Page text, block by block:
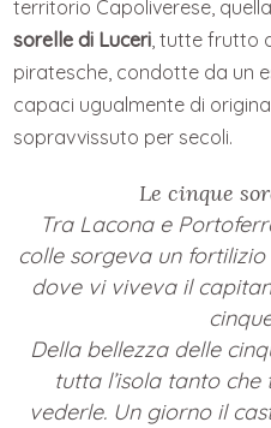
territorio Capoliverese,
sorelle di Luceri, tutte frutto
piratesche, condotte da un
capaci ugualmente di
sopravvissuto per secoli.
Le cinque
Tra Lacona e
colle sorgeva un
dove vi viveva il
Della bellezza delle
tutta l’isola tanto
vederle. Un giorno il